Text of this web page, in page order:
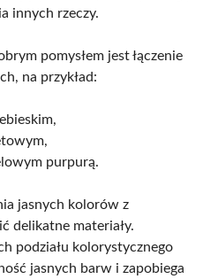
innych rzeczy.
pomysłem jest łączenie
na przykład:
purpurą.
jasnych kolorów z
delikatne materiały.
podziału kolorystycznego
jasnych barw i zapobiega